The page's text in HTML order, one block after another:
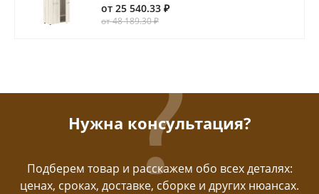
от 25 540.33 ₽
от 48 189.30 ₽
Нужна консультация?
Подберем товар и расскажем обо всех деталях:
ценах, сроках, доставке, сборке и других нюансах.